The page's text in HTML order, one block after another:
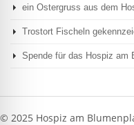
ein Ostergruss aus dem
Trostort Fischeln
Spende für das Hospiz am
© 2025 Hospiz am